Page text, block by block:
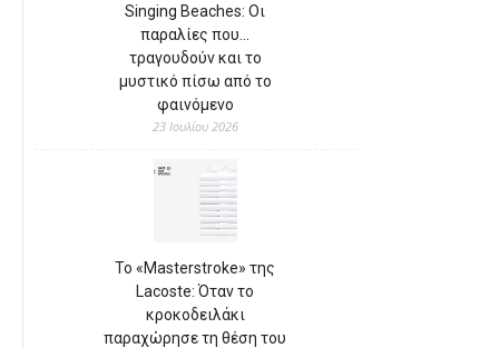
Singing Beaches: Οι
παραλίες που…
τραγουδούν και το
μυστικό πίσω από το
φαινόμενο
23 Ιουλίου 2026
Το «Masterstroke» της
Lacoste: Όταν το
κροκοδειλάκι
παραχώρησε τη θέση του